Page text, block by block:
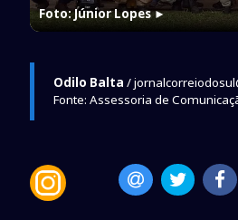
Foto: Júnior Lopes►
Odilo Balta /
Fonte: Assessoria de